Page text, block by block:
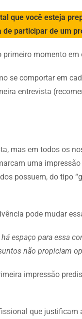
que você esteja
participar de um
momento
se comportar em
entrevista
mas em todos os
uma
possuem, do tipo
pode mudar
espaço para essa
não propiciam
impressão
que justificam